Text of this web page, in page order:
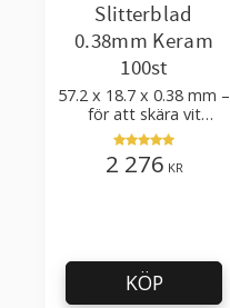
Slitterblad
0.38mm Keram
100st
57.2 x 18.7 x 0.38 mm –
för att skära vit
plastfilm med tillsatser
2 276 KR
KÖP